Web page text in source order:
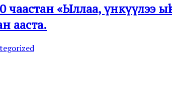
чаастан «Ыллаа, үнкүүлээ
ааста.